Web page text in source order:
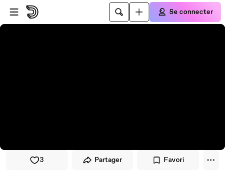
Passer au player
Passer au contenu principal
Se connecter
3 Partager Favori